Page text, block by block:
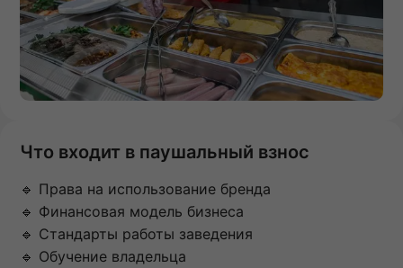
Что входит в паушальный взнос
🔹 Права на использование бренда
🔹 Финансовая модель бизнеса
🔹 Стандарты работы заведения
🔹 Обучение владельца